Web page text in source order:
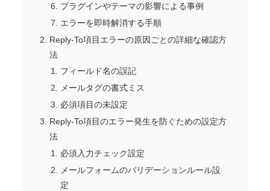
プラグインやテーマの影響による事例
エラーを即時解消する手順
Reply-To項目エラーの原因ごとの詳細な確認方
法
フィールド名の誤記
メールタグの書式ミス
必須項目の未設定
Reply-To項目のエラー発生を防ぐための設定方
法
必須入力チェック設定
メールフォームのバリデーションルール設
定